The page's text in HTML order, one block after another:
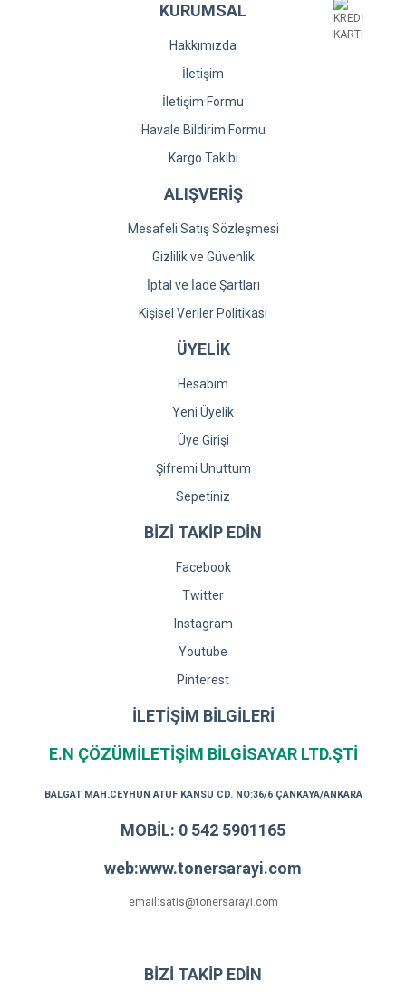
KURUMSAL
Hakkımızda
İletişim
İletişim Formu
Havale Bildirim Formu
Kargo Takibi
ALIŞVERİŞ
Mesafeli Satış Sözleşmesi
Gizlilik ve Güvenlik
İptal ve İade Şartları
Kişisel Veriler Politikası
ÜYELİK
Hesabım
Yeni Üyelik
Üye Girişi
Şifremi Unuttum
Sepetiniz
BİZİ TAKİP EDİN
Facebook
Twitter
Instagram
Youtube
Pinterest
İLETİŞİM BİLGİLERİ
E.N ÇÖZÜMİLETİŞİM BİLGİSAYAR LTD.ŞTİ
BALGAT MAH.CEYHUN ATUF KANSU CD. NO:36/6 ÇANKAYA/ANKARA
MOBİL: 0 542 5901165
web:www.tonersarayi.com
email:satis@tonersarayi.com
BİZİ TAKİP EDİN